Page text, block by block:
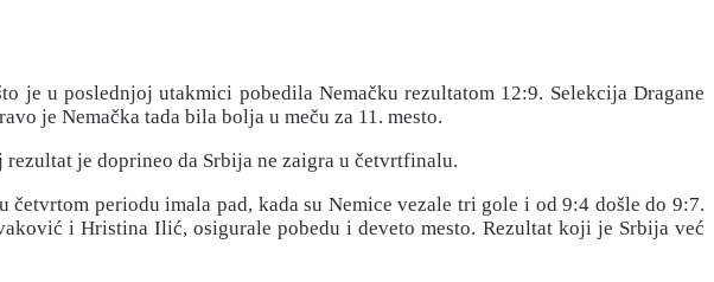
je u poslednjoj utakmici pobedila Nemačku rezultatom 12:9. Selekcija Dragane
je Nemačka tada bila bolja u meču za 11. mesto.
je doprineo da Srbija ne zaigra u četvrtfinalu.
periodu imala pad, kada su Nemice vezale tri gole i od 9:4 došle do 9:7.
i Hristina Ilić, osigurale pobedu i deveto mesto. Rezultat koji je Srbija već